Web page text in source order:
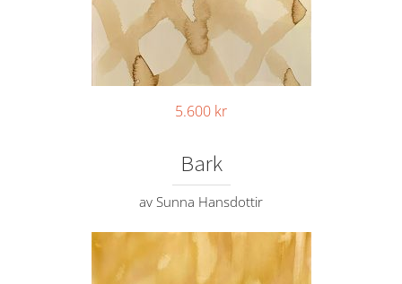
5.600 kr
Bark
av Sunna Hansdottir